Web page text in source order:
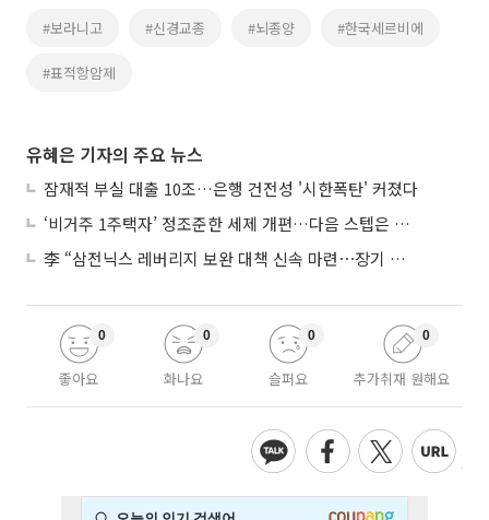
#보라니고 #신경교종 #뇌종양 #한국세르비에
#표적항암제
유혜은 기자의 주요 뉴스
잠재적 부실 대출 10조…은행 건전성 '시한폭탄' 커졌다
‘비거주 1주택자’ 정조준한 세제 개편…다음 스텝은 금융 대책
李 “삼전닉스 레버리지 보완 대책 신속 마련⋯장기 채무 과감히 탕감”
좋아요
0
화나요
0
슬퍼요
0
추가취재 원해요
0